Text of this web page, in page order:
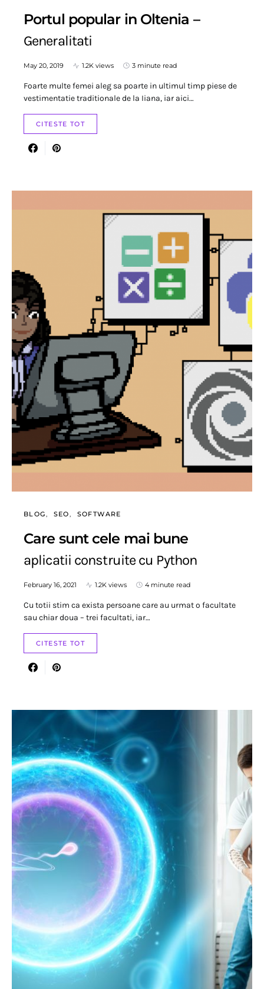
Portul popular in Oltenia –
Generalitati
May 20, 2019 1.2K views 3 minute read
Foarte multe femei aleg sa poarte in ultimul timp piese de
vestimentatie traditionale de la Iiana, iar aici…
CITESTE TOT
BLOG SEO SOFTWARE
Care sunt cele mai bune
aplicatii construite cu Python
February 16, 2021 1.2K views 4 minute read
Cu totii stim ca exista persoane care au urmat o facultate
sau chiar doua – trei facultati, iar…
CITESTE TOT